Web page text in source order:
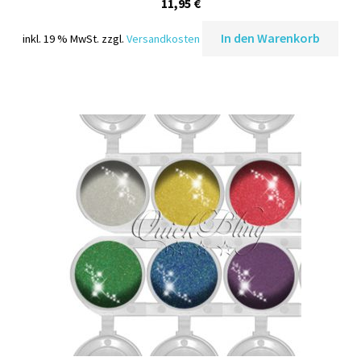
inkl. 19 % MwSt. zzgl.Versandkosten In den Warenkorb